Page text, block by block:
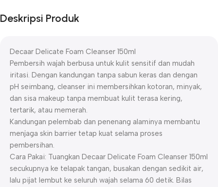
Deskripsi Produk
Decaar Delicate Foam Cleanser 150ml
Pembersih wajah berbusa untuk kulit sensitif dan mudah
iritasi. Dengan kandungan tanpa sabun keras dan dengan
pH seimbang, cleanser ini membersihkan kotoran, minyak,
dan sisa makeup tanpa membuat kulit terasa kering,
tertarik, atau memerah.
Kandungan pelembab dan penenang alaminya membantu
menjaga skin barrier tetap kuat selama proses
pembersihan.
Cara Pakai: Tuangkan Decaar Delicate Foam Cleanser 150ml
secukupnya ke telapak tangan, busakan dengan sedikit air,
lalu pijat lembut ke seluruh wajah selama 60 detik. Bilas